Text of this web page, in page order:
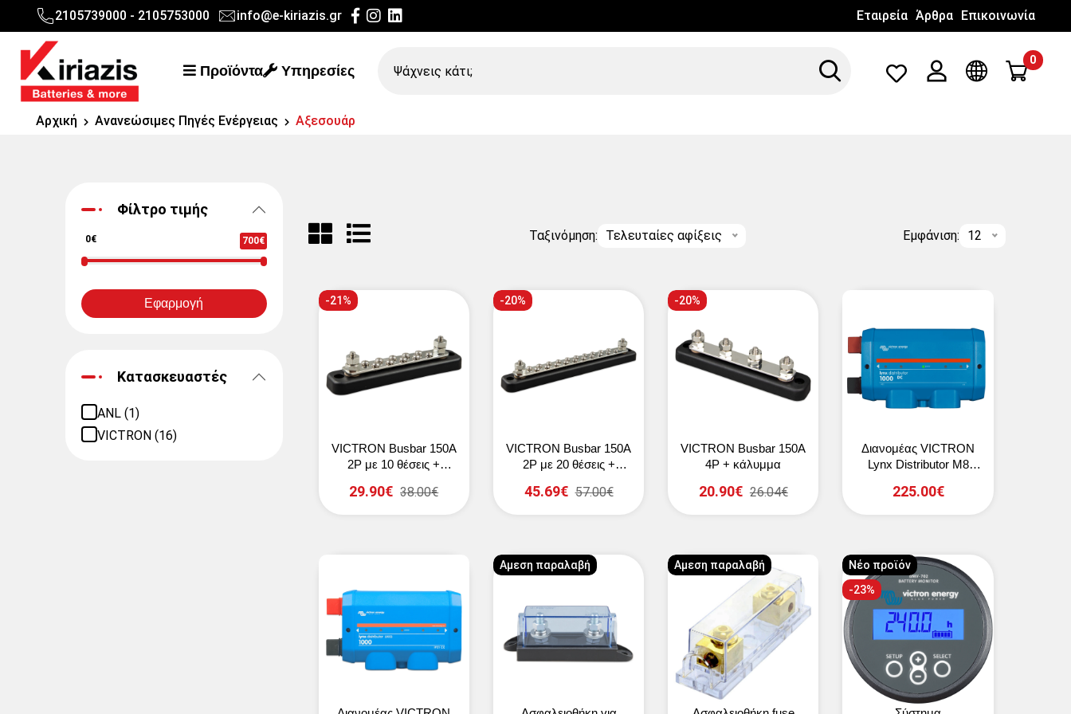
2105739000 - 2105753000 info@e-kiriazis.gr Εταιρεία Άρθρα Επικοινωνία
Προϊόντα Υπηρεσίες
κάτι;
Search Λογαριασμός
Γλώσσα
0
Αρχική Ανανεώσιμες Πηγές Ενέργειας Αξεσουάρ
Φίλτρο τιμής
0€ 700€
Εφαρμογή
Κατασκευαστές
ANL (1)
VICTRON (16)
Ταξινόμηση: Τελευταίες αφίξεις Εμφάνιση: 12
-21%
VICTRON Busbar 150A
2P με 10 θέσεις +
29.90€ 38.00€
-20%
VICTRON Busbar 150A
2P με 20 θέσεις +
45.69€ 57.00€
-20%
VICTRON Busbar 150A
4P + κάλυμμα
20.90€ 26.04€
Διανομέας VICTRON
Lynx Distributor M8
225.00€
Αμεση παραλαβή Αμεση παραλαβή
Νέο προϊόν
-23%